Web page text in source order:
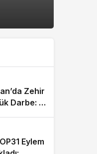
Zehir
Darbe: 7
Eylem